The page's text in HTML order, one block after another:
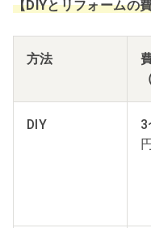
【DIYとリフォームの
方法
DIY
3